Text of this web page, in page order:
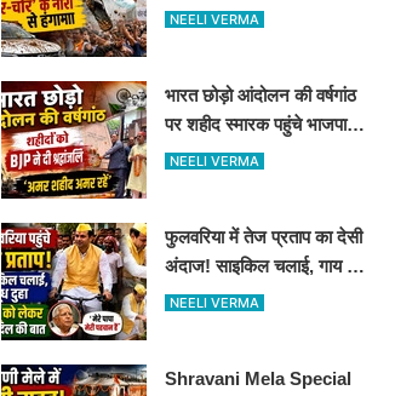
चोर’ के नारों से बीजपुर में हंगामा
NEELI VERMA
भारत छोड़ो आंदोलन की वर्षगांठ
पर शहीद स्मारक पहुंचे भाजपा
नेता, अमर शहीदों को दी
NEELI VERMA
फुलवरिया में तेज प्रताप का देसी
अंदाज! साइकिल चलाई, गाय का
दूध दुहा, लालू को किया याद
NEELI VERMA
Shravani Mela Special